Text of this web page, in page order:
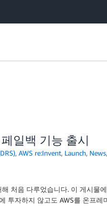
일백 기능 출시
, AWS re:Invent, Launch, News,
해 처음 다루었습니다. 이 게시물
투자하지 않고도 AWS를 온프레